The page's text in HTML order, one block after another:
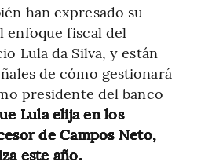
han expresado su
fiscal del
Lula da Silva, y están
de cómo gestionará
presidente del banco
Lula elija en los
de Campos Neto,
este año.